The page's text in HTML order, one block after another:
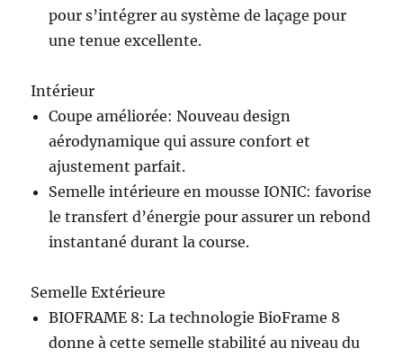
pour s’intégrer au système de laçage pour
une tenue excellente.
Intérieur
Coupe améliorée: Nouveau design
aérodynamique qui assure confort et
ajustement parfait.
Semelle intérieure en mousse IONIC: favorise
le transfert d’énergie pour assurer un rebond
instantané durant la course.
Semelle Extérieure
BIOFRAME 8: La technologie BioFrame 8
donne à cette semelle stabilité au niveau du